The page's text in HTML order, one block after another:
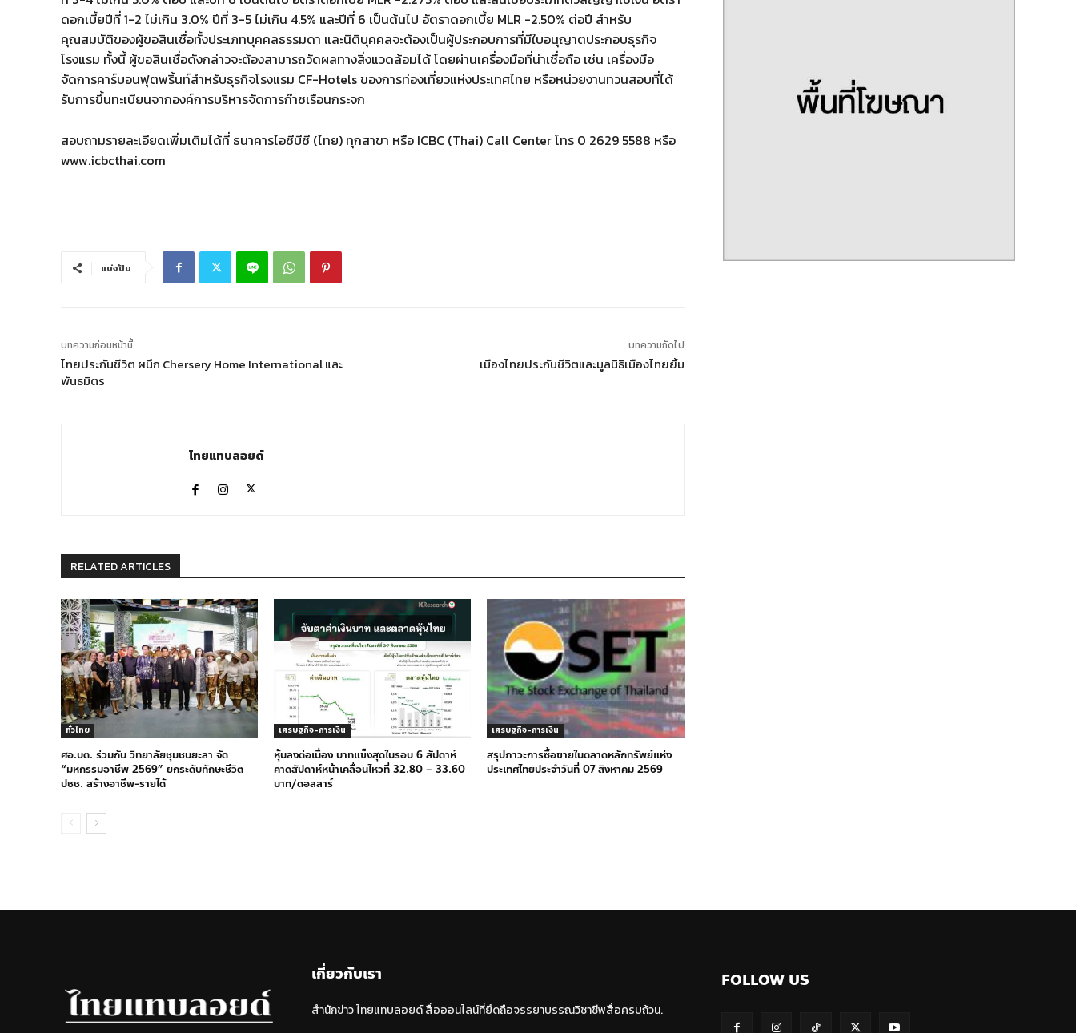
ดอกเบี้ยปีที่ 1-2 ไม่เกิน 3.0% ปีที่ 3-5 ไม่เกิน 4.5% และปีที่ 6 เป็นต้นไป อัตราดอกเบี้ย MLR -2.50% ต่อปี สำหรับ
คุณสมบัติของผู้ขอสินเชื่อทั้งประเภทบุคคลธรรมดา และนิติบุคคลจะต้องเป็นผู้ประกอบการที่มีใบอนุญาตประกอบธุรกิจ
โรงแรม ทั้งนี้ ผู้ขอสินเชื่อดังกล่าวจะต้องสามารถวัดผลทางสิ่งแวดล้อมได้ โดยผ่านเครื่องมือที่น่าเชื่อถือ เช่น เครื่องมือ
จัดการคาร์บอนฟุตพริ้นท์สำหรับธุรกิจโรงแรม CF-Hotels ของการท่องเที่ยวแห่งประเทศไทย หรือหน่วยงานทวนสอบที่ได้
รับการขึ้นทะเบียนจากองค์การบริหารจัดการก๊าซเรือนกระจก
สอบถามรายละเอียดเพิ่มเติมได้ที่ ธนาคารไอซีบีซี (ไทย) ทุกสาขา หรือ ICBC (Thai) Call Center โทร 0 2629 5588 หรือ
www.icbcthai.com
แบ่งปัน
บทความก่อนหน้านี้
ไทยประกันชีวิต ผนึก Chersery Home International และ
พันธมิตร
บทความถัดไป
เมืองไทยประกันชีวิตและมูลนิธิเมืองไทยยิ้ม
ไทยแทบลอยด์
RELATED ARTICLES
ทั่วไทย
ศอ.บต. ร่วมกับ วิทยาลัยชุมชนยะลา จัด
“มหกรรมอาชีพ 2569” ยกระดับทักษะชีวิต
ปชช. สร้างอาชีพ-รายได้
เศรษฐกิจ-การเงิน
หุ้นลงต่อเนื่อง บาทแข็งสุดในรอบ 6 สัปดาห์
คาดสัปดาห์หน้าเคลื่อนไหวที่ 32.80 – 33.60
บาท/ดอลลาร์
เศรษฐกิจ-การเงิน
สรุปภาวะการซื้อขายในตลาดหลักทรัพย์แห่ง
ประเทศไทยประจำวันที่ 07 สิงหาคม 2569
เกี่ยวกับเรา
สำนักข่าว ไทยแทบลอยด์ สื่อออนไลน์ที่ยึดถือจรรยาบรรณวิชาชีพสื่อครบถ้วน.
FOLLOW US